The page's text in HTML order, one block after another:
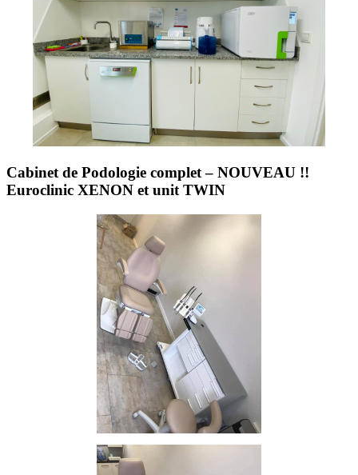
Cabinet de Podologie complet – NOUVEAU !!
Euroclinic XENON et unit TWIN